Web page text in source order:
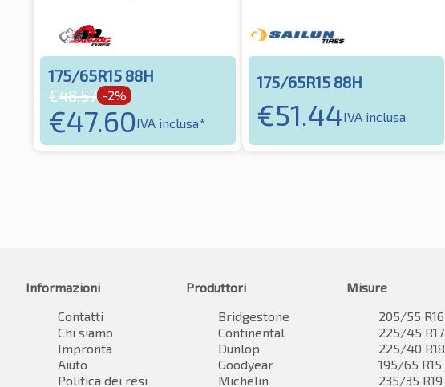
175/65R15 88H
€48.57 -2%
€47.60IVA inclusa*
175/65R15 88H
€51.44IVA inclusa
Informazioni
Contatti
Chi siamo
Impronta
Aiuto
Politica dei resi
Produttori
Bridgestone
Continental
Dunlop
Goodyear
Michelin
Misure
205/55 R16
225/45 R17
225/40 R18
195/65 R15
235/35 R19